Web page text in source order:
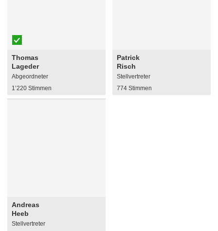
Thomas
Lageder
Abgeordneter
1’220 Stimmen
Andreas
Heeb
Stellvertreter
Patrick
Risch
Stellvertreter
774 Stimmen